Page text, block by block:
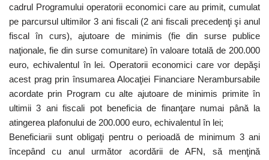
cadrul Programului operatorii economici care au primit, cumulat
pe parcursul ultimilor 3 ani fiscali (2 ani fiscali precedenţi şi anul
fiscal în curs), ajutoare de minimis (fie din surse publice
naţionale, fie din surse comunitare) în valoare totală de 200.000
euro, echivalentul în lei. Operatorii economici care vor depăşi
acest prag prin însumarea Alocaţiei Financiare Nerambursabile
acordate prin Program cu alte ajutoare de minimis primite în
ultimii 3 ani fiscali pot beneficia de finanţare numai până la
atingerea plafonului de 200.000 euro, echivalentul în lei;
Beneficiarii sunt obligaţi pentru o perioadă de minimum 3 ani
începând cu anul următor acordării de AFN, să menţină